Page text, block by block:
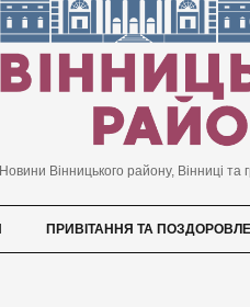
Новини Вінницького району, Вінниці та
ПРИВІТАННЯ ТА